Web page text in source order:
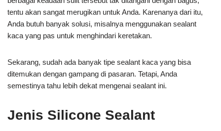
tentu akan sangat merugikan untuk Anda. Karenanya dari itu,
Anda butuh banyak solusi, misalnya menggunakan sealant
kaca yang pas untuk menghindari keretakan.
Sekarang, sudah ada banyak tipe sealant kaca yang bisa
ditemukan dengan gampang di pasaran. Tetapi, Anda
semestinya tahu lebih dekat mengenai sealant ini.
Jenis Silicone Sealant